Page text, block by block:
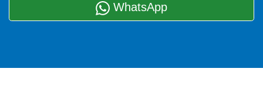
WhatsApp